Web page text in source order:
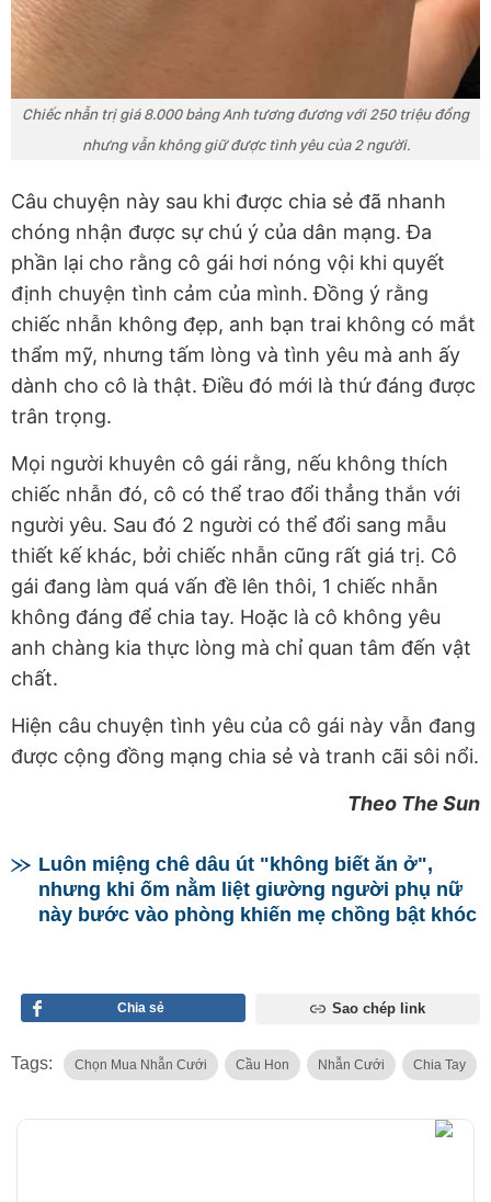
Chiếc nhẫn trị giá 8.000 bảng Anh tương đương với 250 triệu đồng
nhưng vẫn không giữ được tình yêu của 2 người.
Câu chuyện này sau khi được chia sẻ đã nhanh
chóng nhận được sự chú ý của dân mạng. Đa
phần lại cho rằng cô gái hơi nóng vội khi quyết
định chuyện tình cảm của mình. Đồng ý rằng
chiếc nhẫn không đẹp, anh bạn trai không có mắt
thẩm mỹ, nhưng tấm lòng và tình yêu mà anh ấy
dành cho cô là thật. Điều đó mới là thứ đáng được
trân trọng.
Mọi người khuyên cô gái rằng, nếu không thích
chiếc nhẫn đó, cô có thể trao đổi thẳng thắn với
người yêu. Sau đó 2 người có thể đổi sang mẫu
thiết kế khác, bởi chiếc nhẫn cũng rất giá trị. Cô
gái đang làm quá vấn đề lên thôi, 1 chiếc nhẫn
không đáng để chia tay. Hoặc là cô không yêu
anh chàng kia thực lòng mà chỉ quan tâm đến vật
chất.
Hiện câu chuyện tình yêu của cô gái này vẫn đang
được cộng đồng mạng chia sẻ và tranh cãi sôi nổi.
Theo The Sun
Luôn miệng chê dâu út "không biết ăn ở",
nhưng khi ốm nằm liệt giường người phụ nữ
này bước vào phòng khiến mẹ chồng bật khóc
Chia sẻ Sao chép link
Tags: Chọn Mua Nhẫn Cưới Cầu Hon Nhẫn Cưới Chia Tay